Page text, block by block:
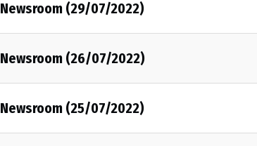
Newsroom (29/07/2022)
Newsroom (26/07/2022)
Newsroom (25/07/2022)